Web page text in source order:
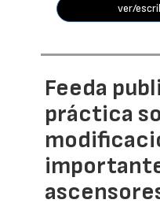
ver/
Feeda
práctica